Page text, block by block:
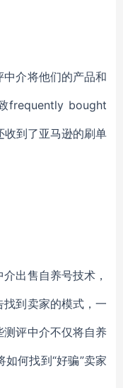
介将他们的产品和
frequently bought
到了亚马逊的刷单
出售自养号技术，
到卖家的模式，一
测评中介不仅将自养
如何找到“好骗”卖家